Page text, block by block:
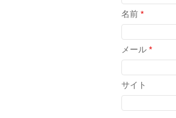
名前 *
メール *
サイト